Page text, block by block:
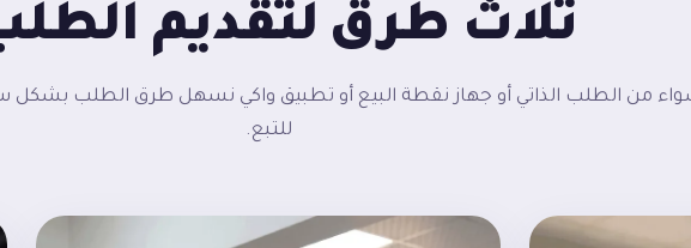
ثلاث طرق لتقديم
من الطلب الذاتي أو جهاز نقطة البيع أو تطبيق واكي نسهل طرق الطلب بشكل
للتبع.